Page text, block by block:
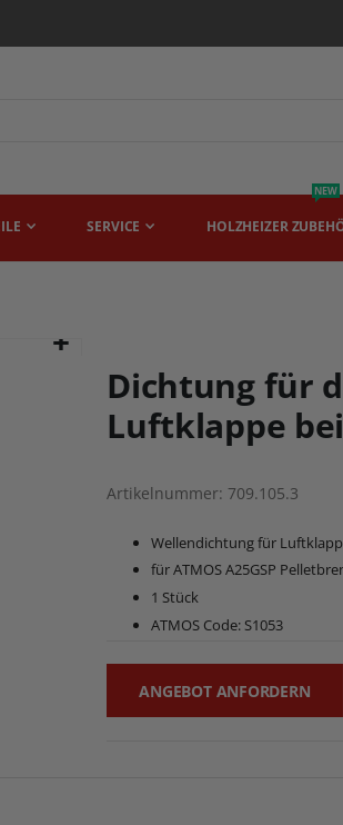
SERVICE HOLZHEIZER
NEW
Dichtung für
Luftklappe
Artikelnummer 709.105.3
Wellendichtung für
für ATMOS A25GSP
1 Stück
ATMOS Code: S1053
ANGEBOT ANFORDERN